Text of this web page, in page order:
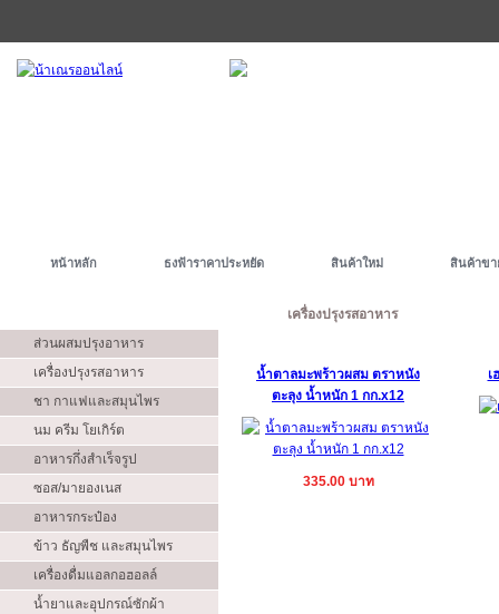
หน้าหลัก ธงฟ้าราคาประหยัด สินค้าใหม่ สินค้าขา
ส่วนผสมปรุงอาหาร
เครื่องปรุงรสอาหาร
ชา กาแฟและสมุนไพร
นม ครีม โยเกิร์ต
อาหารกึ่งสำเร็จรูป
ซอส/มายองเนส
อาหารกระป๋อง
ข้าว ธัญพืช และสมุนไพร
เครื่องดื่มแอลกอฮอลล์
น้ำยาและอุปกรณ์ซักผ้า
เครื่องปรุงรสอาหาร
น้ำตาลมะพร้าวผสม ตราหนัง
ตะลุง น้ำหนัก 1 กก.x12
335.00 บาท
เ